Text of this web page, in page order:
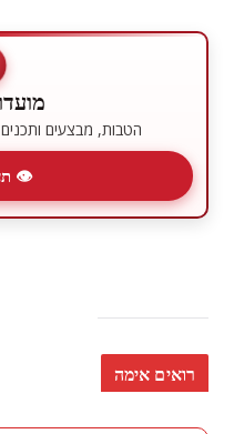
הטבות, מבצעים
👁
רואים אימה